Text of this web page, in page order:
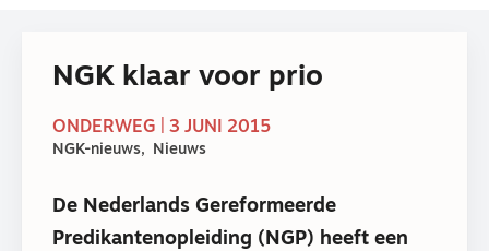
NGK klaar voor prio
ONDERWEG | 3 JUNI 2015
NGK-nieuws Nieuws
De Nederlands Gereformeerde
Predikantenopleiding (NGP) heeft een